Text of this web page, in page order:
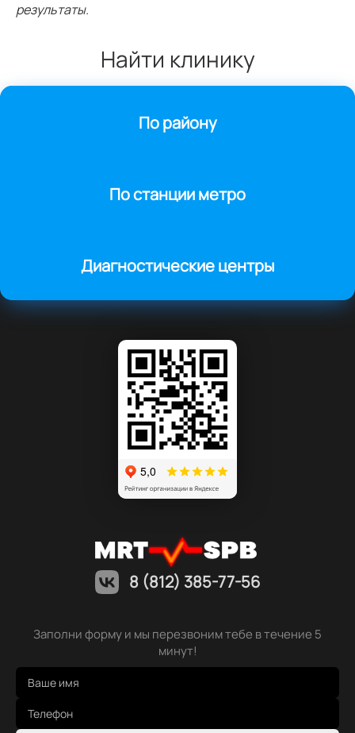
результаты.
Найти клинику
По району
По станции метро
Диагностические центры
8 (812) 385-77-56
Заполни форму и мы перезвоним тебе в течение 5
минут!